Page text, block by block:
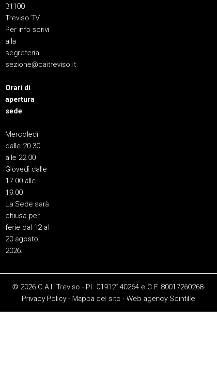
31100
Treviso TV
Per info scrivi
alla
segreteria:
sezione@caitreviso.it
Orari di
apertura
sede
Mercoledì
dalle 20.30
alle 22.00
Giovedì dalle
17.00 alle
19.00
La Sede sarà
chiusa per
ferie dal 12 al
20 agosto
2026.
© 2026 C.A.I. Treviso - P.I. 01912140264 e C.F. 80017260268-
Privacy Policy - Mappa del sito - Web agency Scintille